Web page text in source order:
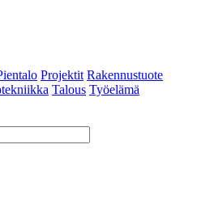
Projektit Rakennustuote
Talous Työelämä